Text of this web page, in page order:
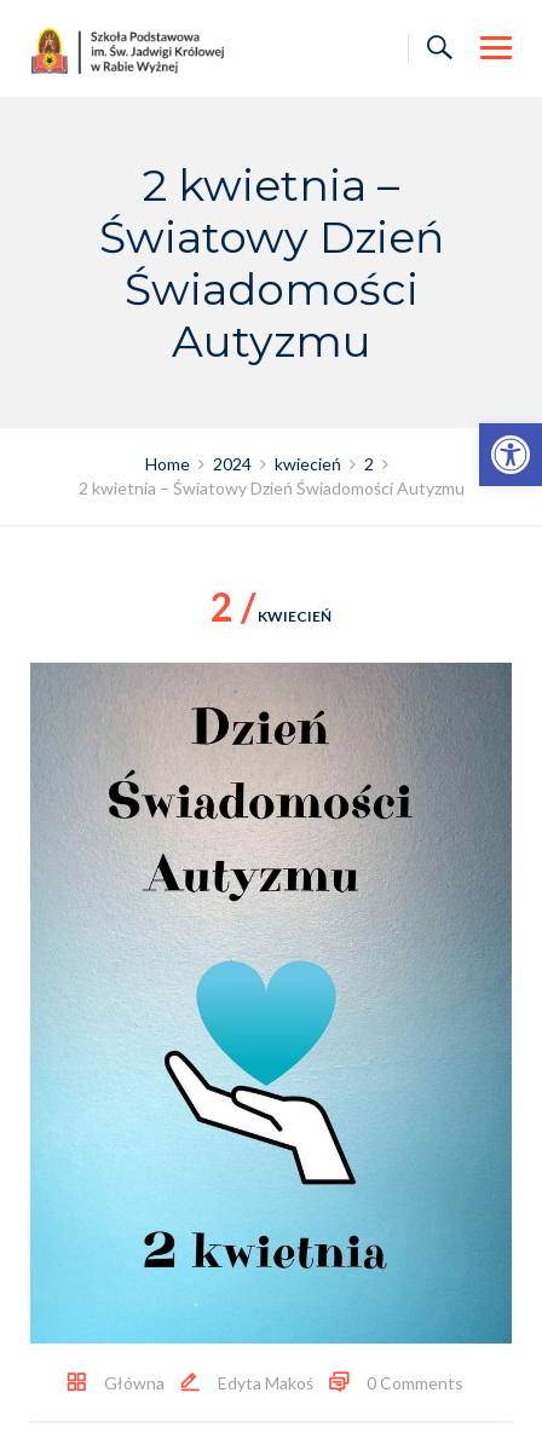
Otwórz pasek narzędzi
content
2 kwietnia –
Światowy Dzień
Świadomości
Autyzmu
Home 2024 kwiecień
2
2 kwietnia – Światowy Dzień Świadomości Autyzmu
2 / KWIECIEŃ
Główna Edyta Makoś 0 Comments